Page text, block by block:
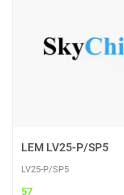
LEM LV25-P/SP5
LV25-P/SP5
57